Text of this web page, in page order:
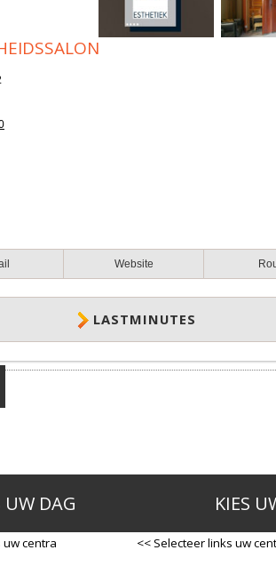
Website
LASTMINUTES
UW DAG
uw centra
KIES
<< Selecteer links uw